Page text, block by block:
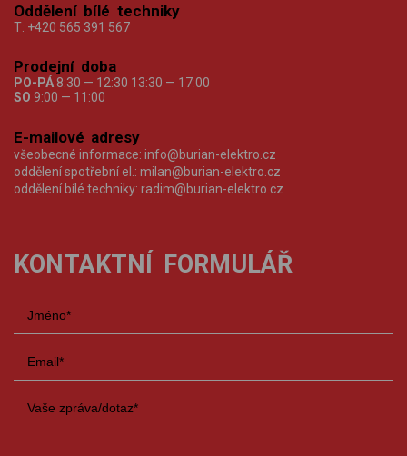
Oddělení bílé techniky
T: +420 565 391 567
Prodejní doba
PO-PÁ 8:30 — 12:30 13:30 — 17:00
SO 9:00 — 11:00
E-mailové adresy
všeobecné informace: info@burian-elektro.cz
oddělení spotřební el.: milan@burian-elektro.cz
oddělení bílé techniky: radim@burian-elektro.cz
KONTAKTNÍ FORMULÁŘ